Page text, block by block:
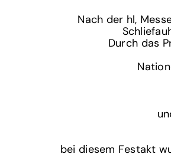
Nach der hl,
Durch das
bei diesem Festakt